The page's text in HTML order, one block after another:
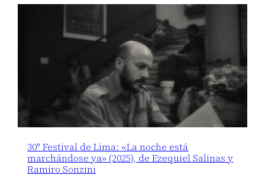
30° Festival de Lima: «La noche está
marchándose ya» (2025), de Ezequiel Salinas y
Ramiro Sonzini